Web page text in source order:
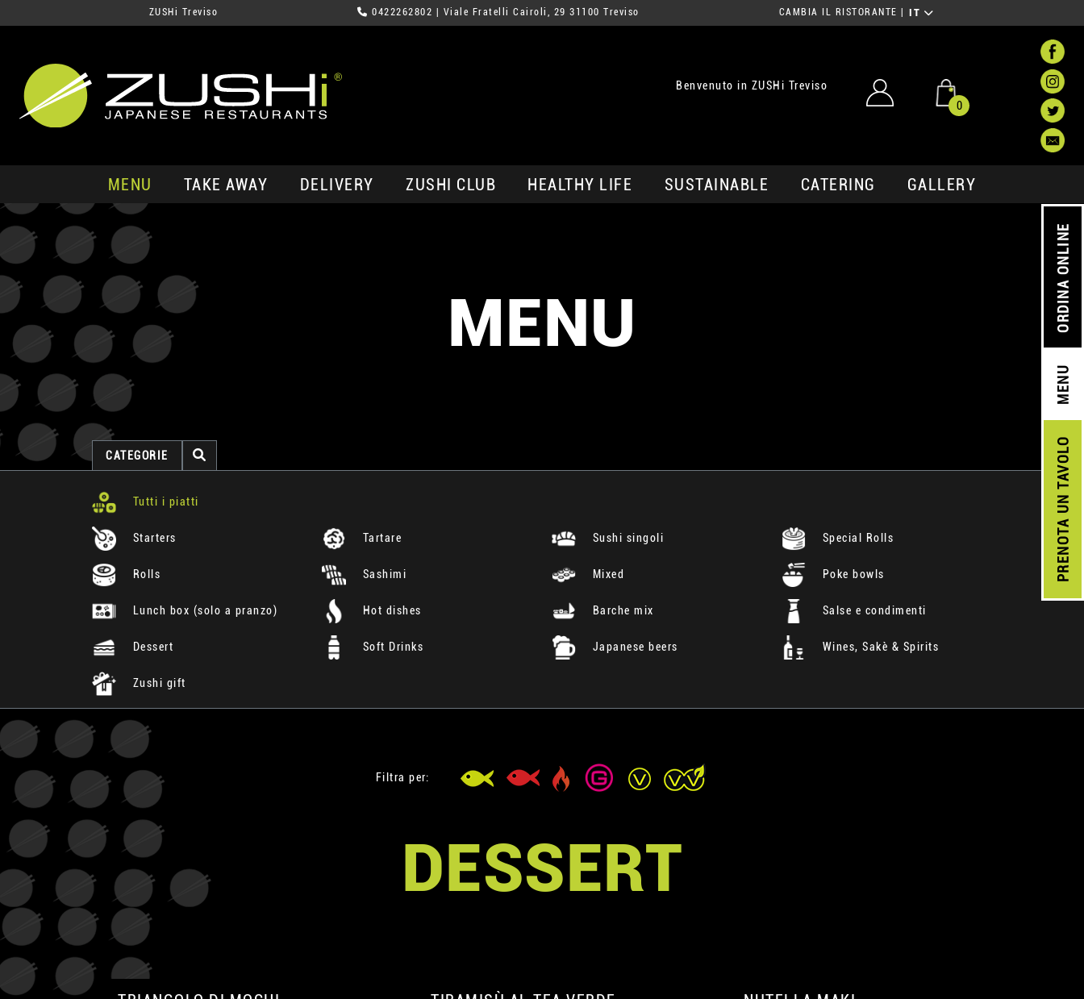
ZUSHi Treviso 0422262802 | Viale Fratelli Cairoli, 29 31100 Treviso CAMBIA IL RISTORANTE IT
Benvenuto in ZUSHi Treviso
0
MENU TAKE AWAY DELIVERY ZUSHI CLUB HEALTHY LIFE SUSTAINABLE CATERING GALLERY
PRENOTA
UN TAVOLO
MENU
ORDINA ONLINE
MENU
CATEGORIE
Tutti i piatti
Starters Tartare Sushi singoli Special Rolls
Rolls Sashimi Mixed Poke bowls
Lunch box (solo a pranzo) Hot dishes Barche mix Salse e condimenti
Dessert Soft Drinks Japanese beers Wines, Sakè & Spirits
Zushi gift
Filtra per:
DESSERT